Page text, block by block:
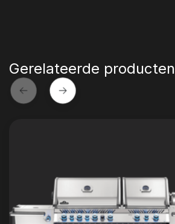
Gerelateerde producten